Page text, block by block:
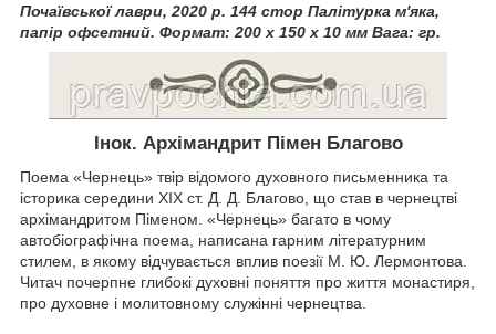
Почаївської лаври, 2020 р. 144 стор Палітурка м'яка,
папір офсетний. Формат: 200 х 150 х 10 мм Вага: гр.
Інок. Архімандрит Пімен Благово
Поема «Чернець» твір відомого духовного письменника та
історика середини XIX ст. Д. Д. Благово, що став в чернецтві
архімандритом Піменом. «Чернець» багато в чому
автобіографічна поема, написана гарним літературним
стилем, в якому відчувається вплив поезії М. Ю. Лермонтова.
Читач почерпне глибокі духовні поняття про життя монастиря,
про духовне і молитовному служінні чернецтва.